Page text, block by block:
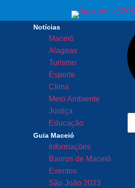
Notícias
Maceió
Alagoas
Turismo
Esporte
Clima
Meio Ambiente
Justiça
Educação
Guia Maceió
Informações
Bairros de Maceió
Eventos
São João 2023